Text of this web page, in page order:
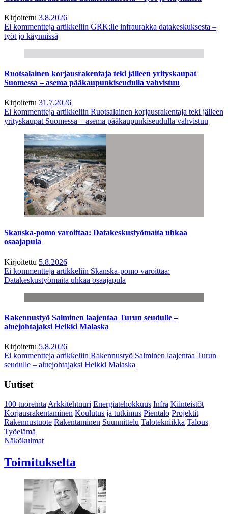
Kirjoitettu 3.8.2026
Ei kommentteja artikkeliin GRK:lle infraurakka datakeskuksesta –
työt jo käynnissä
Ruotsalainen korjausrakentaja teki jälleen yrityskaupat
Suomessa – asema pääkaupunkiseudulla vahvistuu
Kirjoitettu 31.7.2026
Ei kommentteja artikkeliin Ruotsalainen korjausrakentaja teki jälleen
yrityskaupat Suomessa – asema pääkaupunkiseudulla vahvistuu
Skanska-pomo varoittaa: Datakeskustyömaita uhkaa
osaajapula
Kirjoitettu 5.8.2026
Ei kommentteja artikkeliin Skanska-pomo varoittaa:
Datakeskustyömaita uhkaa osaajapula
Rakennustyö Salminen laajentaa Turun seudulle –
aluejohtajaksi Heikki Malaska
Kirjoitettu 5.8.2026
Ei kommentteja artikkeliin Rakennustyö Salminen laajentaa Turun
seudulle – aluejohtajaksi Heikki Malaska
Uutiset
100 tuoreintaArkkitehtuuri Energiatehokkuus Infra Kiinteistöt
Korjausrakentaminen Koulutus ja tutkimus Pientalo Projektit
Rakennustuote Rakentaminen Suunnittelu Talotekniikka Talous
Työelämä
Näkökulmat
Toimitukselta